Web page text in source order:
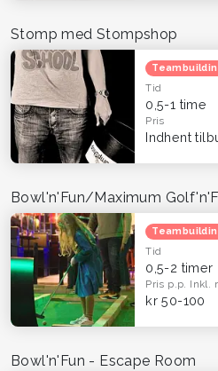
Stomp med Stompshop
Tid
0,5-1 time
Pris
Indhent
Bowl'n'Fun/Maximum
Tid
0,5-2 timer
Pris p.p. Inkl.
kr 50-100
Bowl'n'Fun - Escape Room